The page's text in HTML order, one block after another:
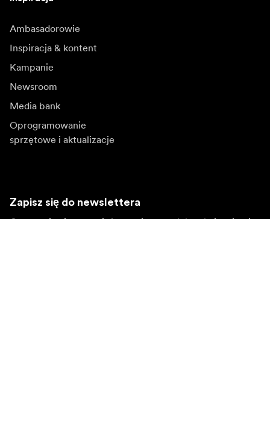
Ambasadorowie
Inspiracja & kontent
Kampanie
Newsroom
Media bank
Oprogramowanie
sprzętowe i aktualizacje
Zapisz się do newslettera
Otrzymuj najnowsze informacje o produktach, inspiracje